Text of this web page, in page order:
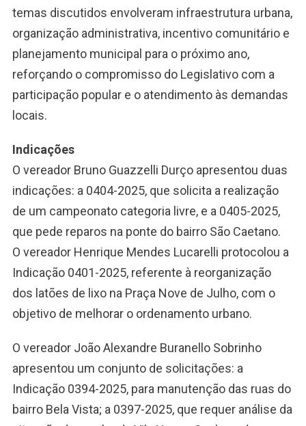
temas discutidos envolveram infraestrutura urbana,
organização administrativa, incentivo comunitário e
planejamento municipal para o próximo ano,
reforçando o compromisso do Legislativo com a
participação popular e o atendimento às demandas
locais.
Indicações
O vereador Bruno Guazzelli Durço apresentou duas
indicações: a 0404-2025, que solicita a realização
de um campeonato categoria livre, e a 0405-2025,
que pede reparos na ponte do bairro São Caetano.
O vereador Henrique Mendes Lucarelli protocolou a
Indicação 0401-2025, referente à reorganização
dos latões de lixo na Praça Nove de Julho, com o
objetivo de melhorar o ordenamento urbano.
O vereador João Alexandre Buranello Sobrinho
apresentou um conjunto de solicitações: a
Indicação 0394-2025, para manutenção das ruas do
bairro Bela Vista; a 0397-2025, que requer análise da